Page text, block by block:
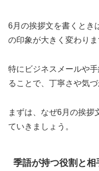
6月の挨拶文を書くとき
の印象が大きく変わりま
特にビジネスメールや
ることで、丁寧さや気
まずは、なぜ6月の挨拶
ていきましょう。
季語が持つ役割と相